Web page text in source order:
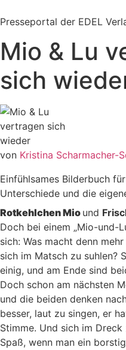
Inhalt
Presseportal der EDEL
Mio & Lu
sich
von Kristina Scharmacher-
Einfühlsames Bilderbuch
Unterschiede und die
Rotkehlchen Mio und
Doch bei einem „Mio-und-
sich: Was macht denn
sich im Matsch zu suhlen?
einig, und am Ende sind
Doch schon am nächsten
und die beiden denken
besser, laut zu singen, er
Stimme. Und sich im
Spaß, wenn man ein